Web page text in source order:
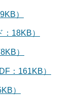
）
18KB）
）
：161KB）
）